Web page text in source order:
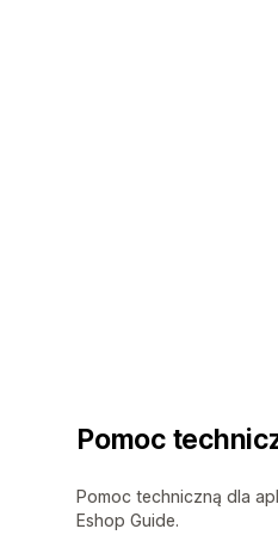
Pomoc
Pomoc techniczną dla
Eshop Guide.